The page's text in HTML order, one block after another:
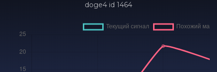
doge4 id 1464